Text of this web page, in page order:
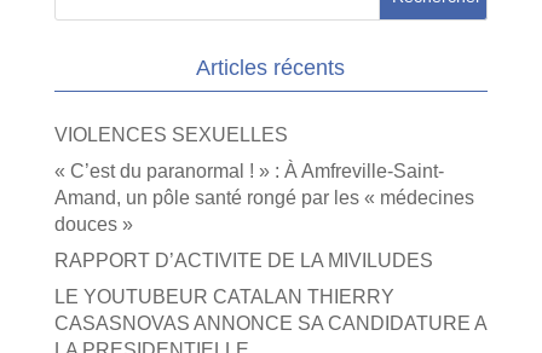
Articles récents
VIOLENCES SEXUELLES
« C’est du paranormal ! » : À Amfreville-Saint-
Amand, un pôle santé rongé par les « médecines
douces »
RAPPORT D’ACTIVITE DE LA MIVILUDES
LE YOUTUBEUR CATALAN THIERRY
CASASNOVAS ANNONCE SA CANDIDATURE A